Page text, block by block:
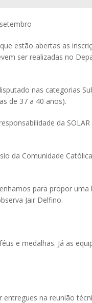
estão abertas as
ser realizadas no
nas categorias
de 37 a 40 anos).
da SOLAR
da Comunidade
para propor
Jair Delfino.
e medalhas. Já as
na reunião